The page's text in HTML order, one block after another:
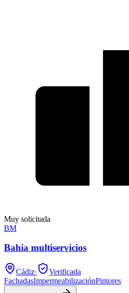
Muy solicitada
BM
Bahia multiservicios
Cádiz·
Verificada
FachadasImpermeabilizaciónPintores